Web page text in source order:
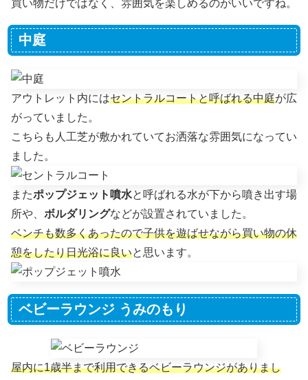
買い物だけではなく、雰囲気を楽しめるのがいいですね。
中庭
アウトレット内にはセントラルコートと呼ばれる中庭が広
がっていました。
こちらも人工芝が敷かれていてお洒落な雰囲気になってい
ました。
またポップジェット噴水と呼ばれる水が下から噴き出す場
所や、 ボルダリングなどが設置されていました。
ベンチも数多くあったので子供を遊ばせながら買い物の休
憩をしたり日光浴に良いと思います。
ベビーラウンジ うみのもり
屋内に1歳半まで利用できるベビーラウンジがありまし